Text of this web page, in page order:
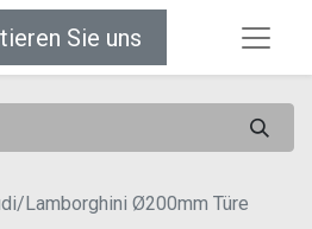
Sie uns
Lamborghini Ø200mm Türe